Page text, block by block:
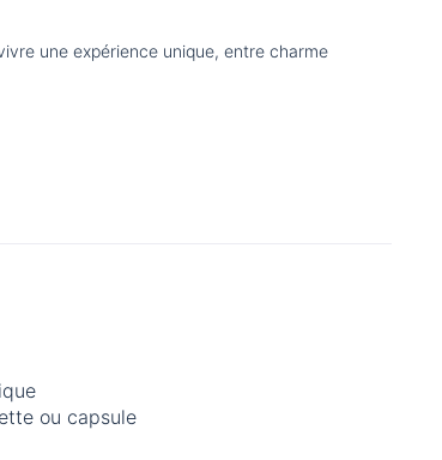
une expérience unique, entre charme
ou capsule